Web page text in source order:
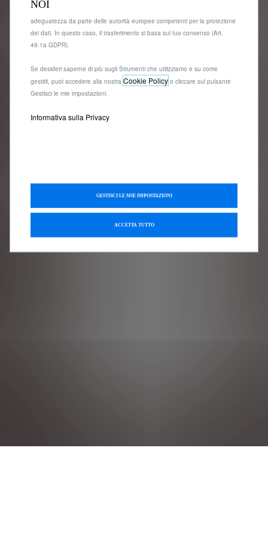
NOI
Europeo (SEE) che potrebbero non aver ancora ricevuto una decisione di
adeguatezza da parte delle autorità europee competenti per la protezione
dei dati. In questo caso, il trasferimento si basa sul tuo consenso (Art.
49.1a GDPR).
Se desideri saperne di più sugli Strumenti che utilizziamo e su come
gestirli, puoi accedere alla nostraCookie Policyo cliccare sul pulsante
Gestisci le mie impostazioni.
Informativa sulla Privacy
GESTISCI LE MIE IMPOSTAZIONI
ACCETTA TUTTO